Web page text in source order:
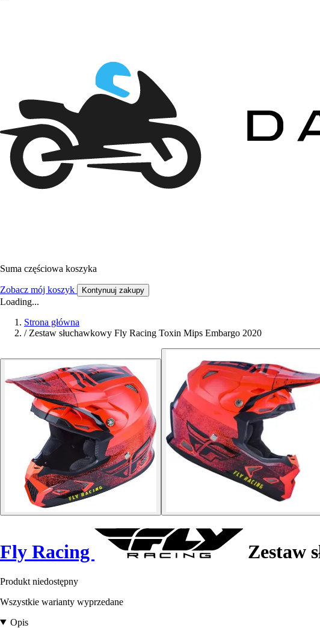
Suma częściowa koszyka
Zobacz mój koszyk Kontynuuj zakupy
Loading...
Strona główna
/ Zestaw słuchawkowy Fly Racing Toxin Mips Embargo 2020
Fly Racing Zestaw
Produkt niedostępny
Wszystkie warianty wyprzedane
Opis